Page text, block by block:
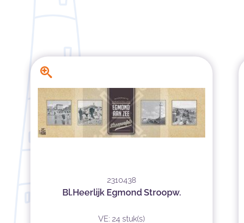
2310438
Bl.Heerlijk Egmond Stroopw.
VE: 24 stuk(s)